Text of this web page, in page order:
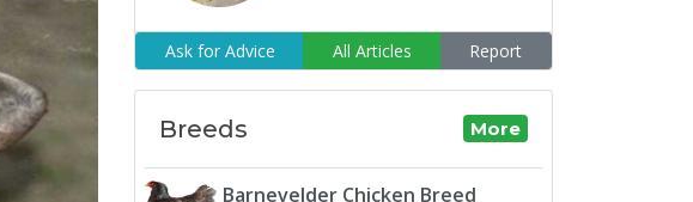
Ask for Advice All Articles Report
Breeds More
Barnevelder Chicken Breed